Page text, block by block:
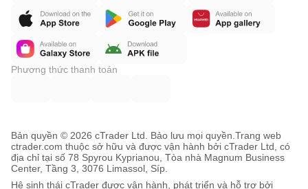
Phương thức thanh toán
Bản quyền © 2026 cTrader Ltd. Bảo lưu mọi quyền. Trang web
ctrader.com thuộc sở hữu và được vận hành bởi cTrader Ltd, có
địa chỉ tại số 78 Spyrou Kyprianou, Tòa nhà Magnum Business
Center, Tầng 3, 3076 Limassol, Síp.
Hệ sinh thái cTrader được vận hành, phát triển và hỗ trợ bởi